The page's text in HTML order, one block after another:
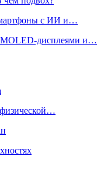
с ИИ и…
дисплеями и…